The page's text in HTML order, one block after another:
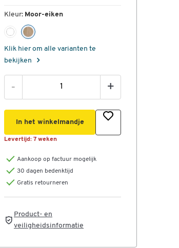
Kleur: Moor-eiken
Klik hier om alle varianten te
bekijken
- +
In het winkelmandje
Levertijd: 7 weken
Aankoop op factuur mogelijk
30 dagen bedenktijd
Gratis retourneren
Product- en
veiligheidsinformatie